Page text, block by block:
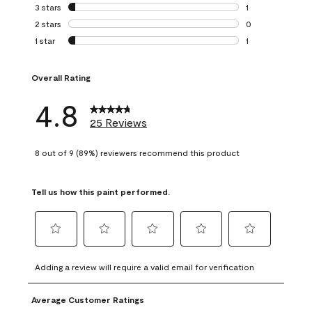
0 reviews with 4
3 stars stars
1
1 review with 3
2 stars stars
0
0 reviews with 2
1 star stars
1
Overall Rating
4.8 25 Reviews
8 out of 9 (89%) reviewers recommend this product
Tell us how this paint performed.
to
rate
the
item
to
rate
the
to
rate
the
item
to
rate
to
rate
Adding a review will require a valid email for verification
Average Customer Ratings